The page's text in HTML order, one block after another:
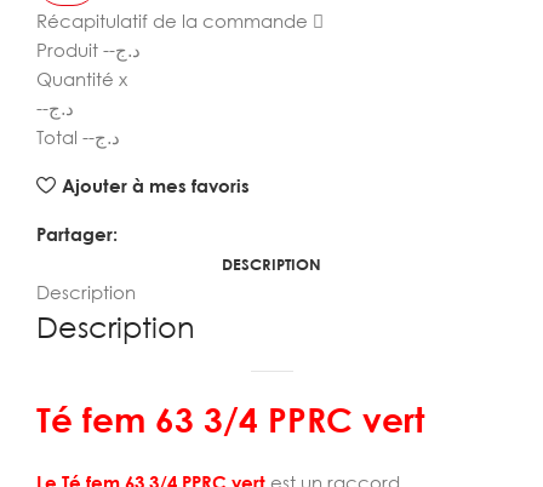
Récapitulatif de la commande
Produit --د.ج
Quantité x
--د.ج
Total --د.ج
Ajouter à mes favoris
Partager:
DESCRIPTION
Description
Description
Té fem 63 3/4 PPRC vert
Le Té fem 63 3/4 PPRC vert est un raccord